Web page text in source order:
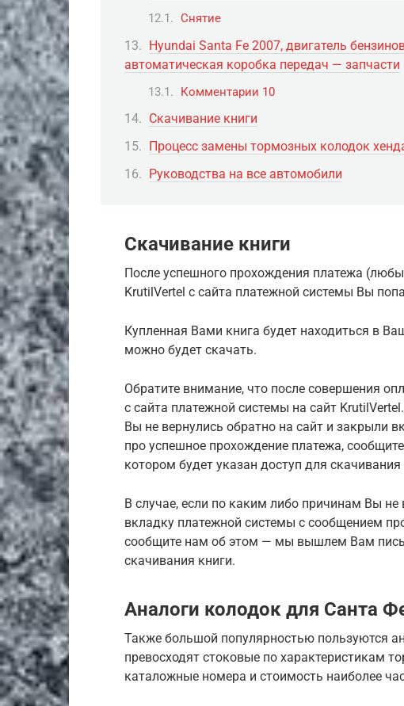
Снятие
Hyundai Santa Fe 2007, двигатель
автоматическая коробка передач — запчасти
Комментарии 10
Скачивание книги
Процесс замены тормозных колодок
Руководства на все автомобили
Скачивание книги
После успешного прохождения платежа
KrutilVertel с сайта платежной системы Вы
Купленная Вами книга будет находиться в
можно будет скачать.
Обратите внимание, что после совершения
с сайта платежной системы на сайт
Вы не вернулись обратно на сайт и закрыли
про успешное прохождение платежа,
котором будет указан доступ для скачивания
В случае, если по каким либо причинам Вы не
вкладку платежной системы с сообщением
сообщите нам об этом — мы вышлем Вам
скачивания книги.
Аналоги колодок для Санта
Также большой популярностью пользуются
превосходят стоковые по характеристикам
каталожные номера и стоимость наиболее